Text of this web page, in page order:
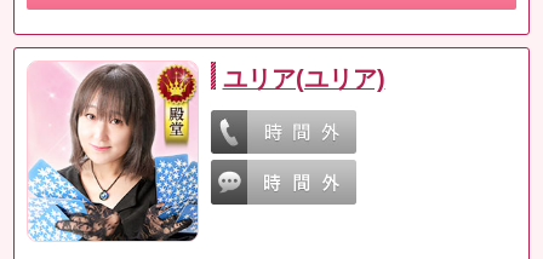
ユリア(ユリア)